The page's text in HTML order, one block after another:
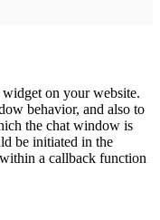
on your website.
behavior, and also to
the chat window is
be initiated in the
a callback function